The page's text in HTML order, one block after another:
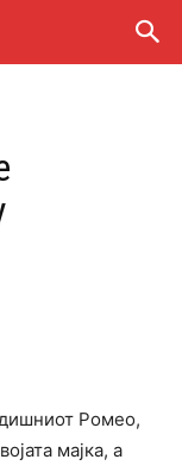
Ромео,
мајка, а